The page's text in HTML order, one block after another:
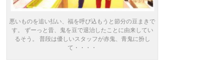
悪いものを追い払い、福を呼び込もうと節分の豆まきで
す。 ずーっと昔、鬼を豆で退治したことに由来してい
るそう。 普段は優しいスタッフが赤鬼、青鬼に扮し
て・・・・